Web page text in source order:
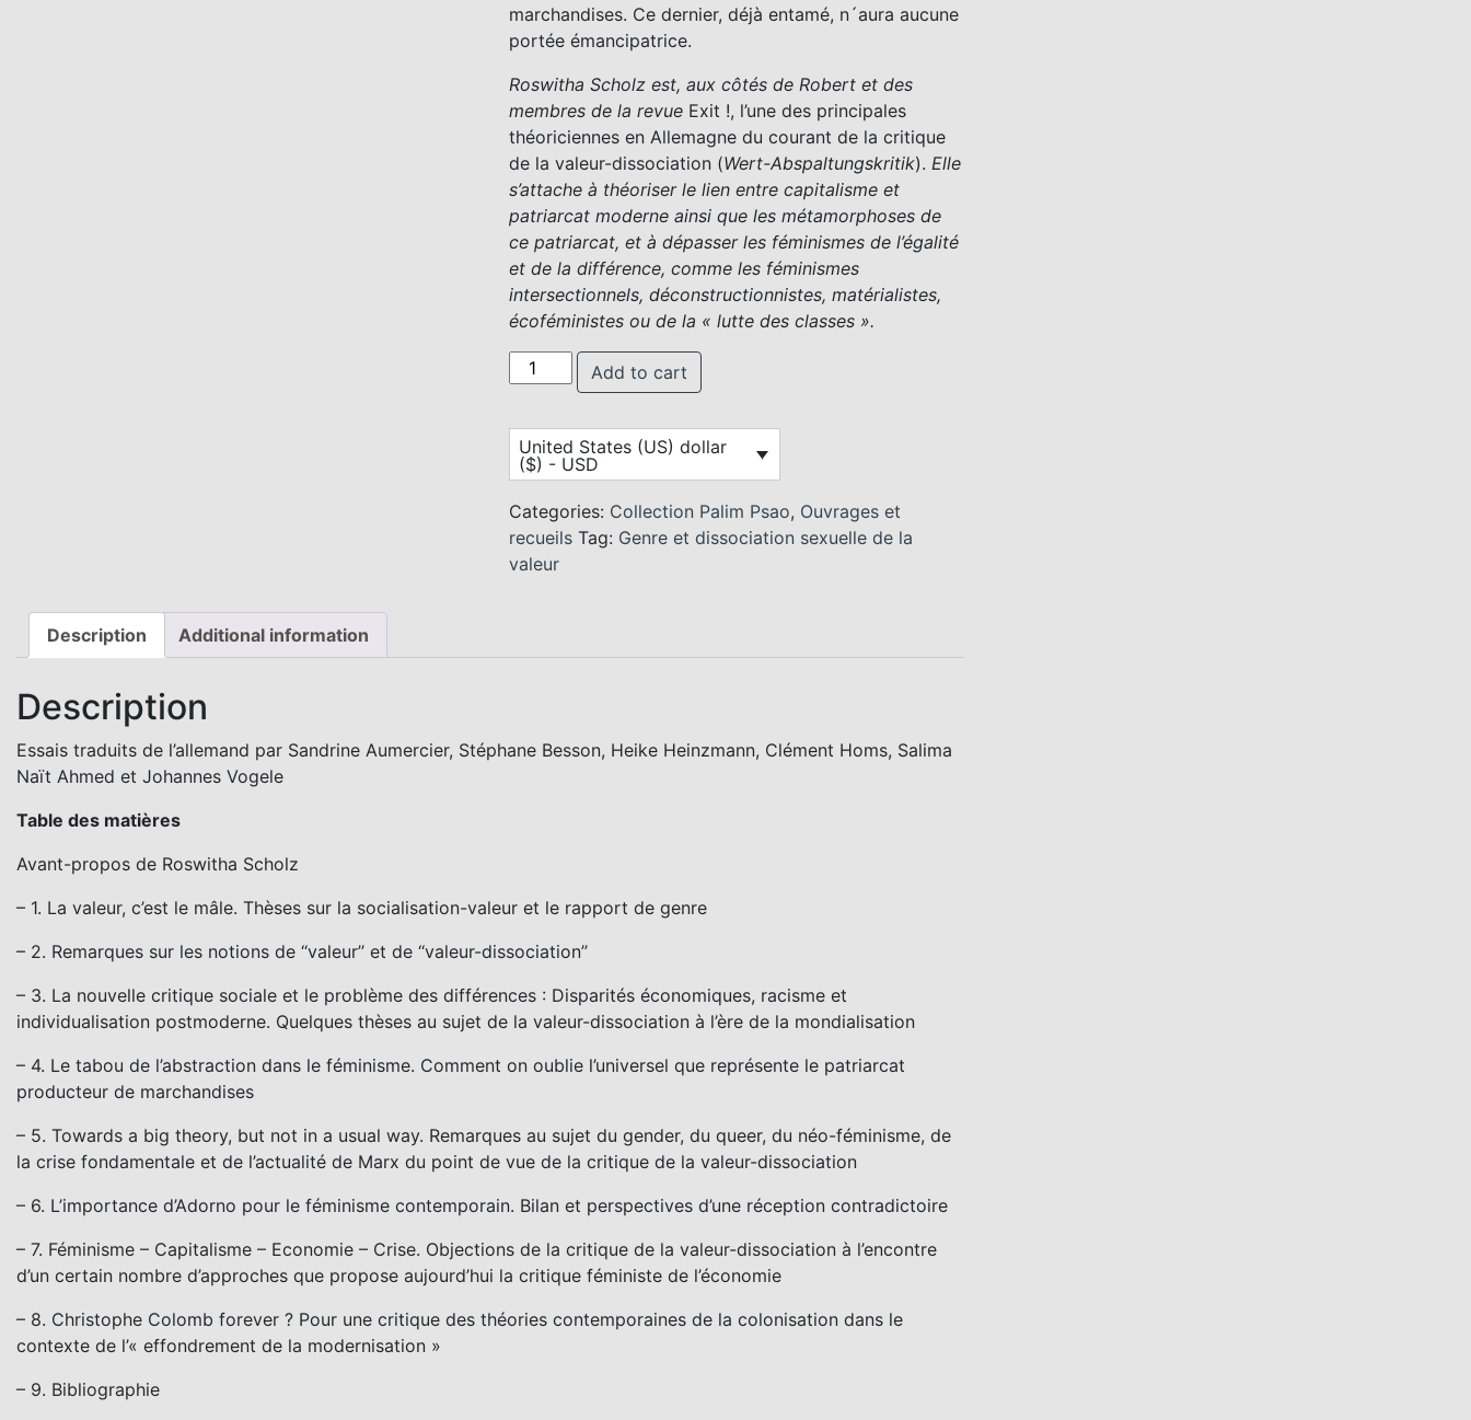
marchandises. Ce dernier, déjà entamé, n´aura aucune
portée émancipatrice.
Roswitha Scholz est, aux côtés de Robert et des
membres de la revue Exit !, l’une des principales
théoriciennes en Allemagne du courant de la critique
de la valeur-dissociation (Wert-Abspaltungskritik). Elle
s’attache à théoriser le lien entre capitalisme et
patriarcat moderne ainsi que les métamorphoses de
ce patriarcat, et à dépasser les féminismes de l’égalité
et de la différence, comme les féminismes
intersectionnels, déconstructionnistes, matérialistes,
écoféministes ou de la « lutte des classes ».
Roswitha Scholz, Le Sexe du capitalisme. quantity
Add to cart
United States (US) dollar
($) - USD
Categories: Collection Palim Psao, Ouvrages et
recueils Tag: Genre et dissociation sexuelle de la
valeur
Description Additional information
Description
Essais traduits de l’allemand par Sandrine Aumercier, Stéphane Besson, Heike Heinzmann, Clément Homs, Salima
Naït Ahmed et Johannes Vogele
Table des matières
Avant-propos de Roswitha Scholz
– 1. La valeur, c’est le mâle. Thèses sur la socialisation-valeur et le rapport de genre
– 2. Remarques sur les notions de ‘‘valeur’’ et de ‘‘valeur-dissociation’’
– 3. La nouvelle critique sociale et le problème des différences : Disparités économiques, racisme et
individualisation postmoderne. Quelques thèses au sujet de la valeur-dissociation à l’ère de la mondialisation
– 4. Le tabou de l’abstraction dans le féminisme. Comment on oublie l’universel que représente le patriarcat
producteur de marchandises
– 5. Towards a big theory, but not in a usual way. Remarques au sujet du gender, du queer, du néo-féminisme, de
la crise fondamentale et de l’actualité de Marx du point de vue de la critique de la valeur-dissociation
– 6. L’importance d’Adorno pour le féminisme contemporain. Bilan et perspectives d’une réception contradictoire
– 7. Féminisme – Capitalisme – Economie – Crise. Objections de la critique de la valeur-dissociation à l’encontre
d’un certain nombre d’approches que propose aujourd’hui la critique féministe de l’économie
– 8. Christophe Colomb forever ? Pour une critique des théories contemporaines de la colonisation dans le
contexte de l’« effondrement de la modernisation »
– 9. Bibliographie